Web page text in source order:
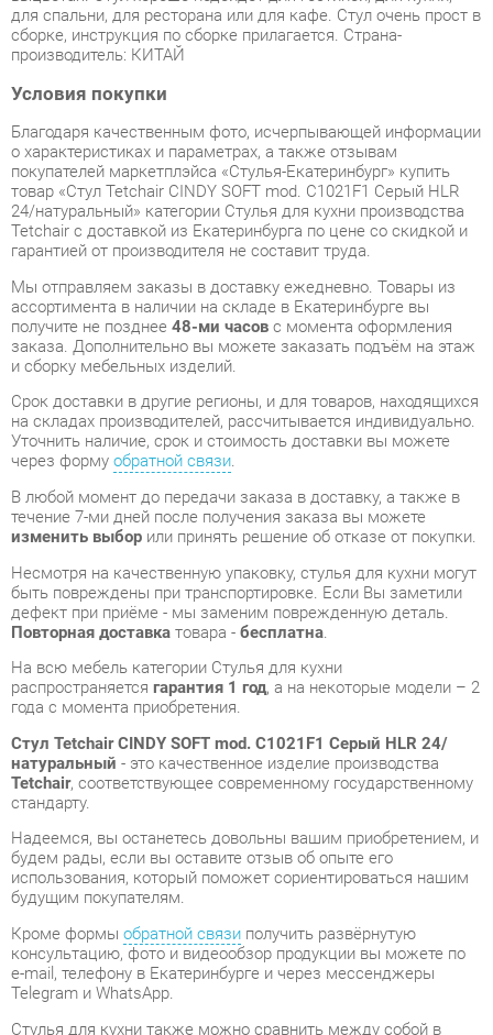
Условия покупки
Благодаря качественным фото, исчерпывающей информации
о характеристиках и параметрах, а также отзывам
покупателей маркетплэйса «Стулья-Екатеринбург» купить
товар «Стул Tetchair CINDY SOFT mod. C1021F1 Серый HLR
24/натуральный» категории Стулья для кухни производства
Tetchair с доставкой из Екатеринбурга по цене со скидкой и
гарантией от производителя не составит труда.
Мы отправляем заказы в доставку ежедневно. Товары из
ассортимента в наличии на складе в Екатеринбурге вы
получите не позднее48-ми часовс момента оформления
заказа. Дополнительно вы можете заказать подъём на этаж
Срок доставки в другие регионы, и для товаров, находящихся
на складах производителей, рассчитывается индивидуально.
Уточнить наличие, срок и стоимость доставки вы можете
через формуобратной связи.
В любой момент до передачи заказа в доставку, а также в
течение 7-ми дней после получения заказа вы можете
изменить выборили принять решение об отказе от покупки.
Несмотря на качественную упаковку, стулья для кухни могут
быть повреждены при транспортировке. Если Вы заметили
дефект при приёме - мы заменим поврежденную деталь.
Повторная доставкатовара -бесплатна.
распространяетсягарантия 1 год, а на некоторые модели – 2
года с момента приобретения.
Стул Tetchair CINDY SOFT mod. C1021F1 Серый HLR 24/
Tetchair , соответствующее современному государственному
стандарту.
будем рады, если вы оставите отзыв об опыте его
использования, который поможет сориентироваться нашим
будущим покупателям.
Кроме формы
консультацию, фото и видеообзор продукции вы можете по
e-mail, телефону в Екатеринбурге и через мессенджеры
Telegram и WhatsApp.
Стулья для кухни также можно сравнить между собой в
нашем шоу-руме и купить Стул Tetchair CINDY SOFT mod.
C1021F1 Серый HLR 24/натуральный, самостоятельно забрав
его с нашего центрального склада в г. Екатеринбург. Полный
список адресов и магазинов смотрите на странице
контактов.